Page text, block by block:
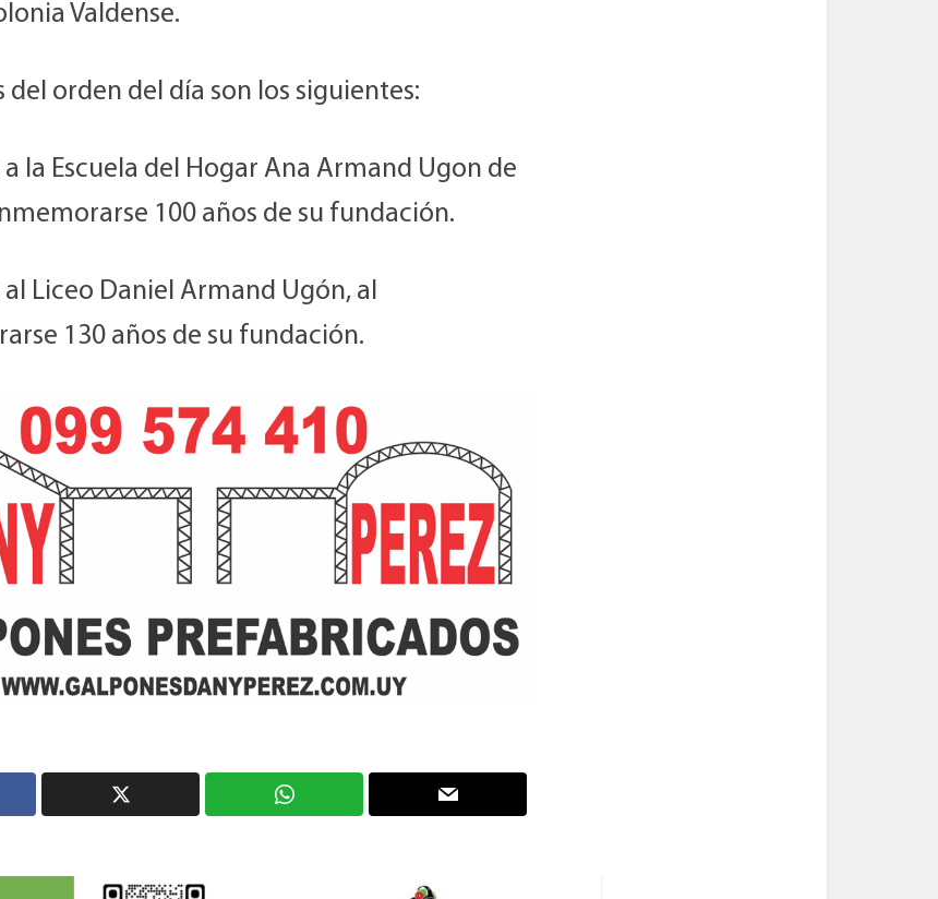
Valdense.
del orden del día son los siguientes:
la Escuela del Hogar Ana Armand Ugon de
100 años de su fundación.
Liceo Daniel Armand Ugón, al
130 años de su fundación.